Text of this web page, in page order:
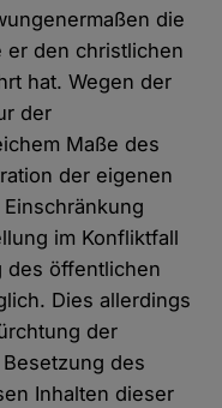
die
er den christlichen
hat. Wegen der
der
Maße des
der eigenen
im Konfliktfall
des öffentlichen
Dies allerdings
der
des
Inhalten dieser